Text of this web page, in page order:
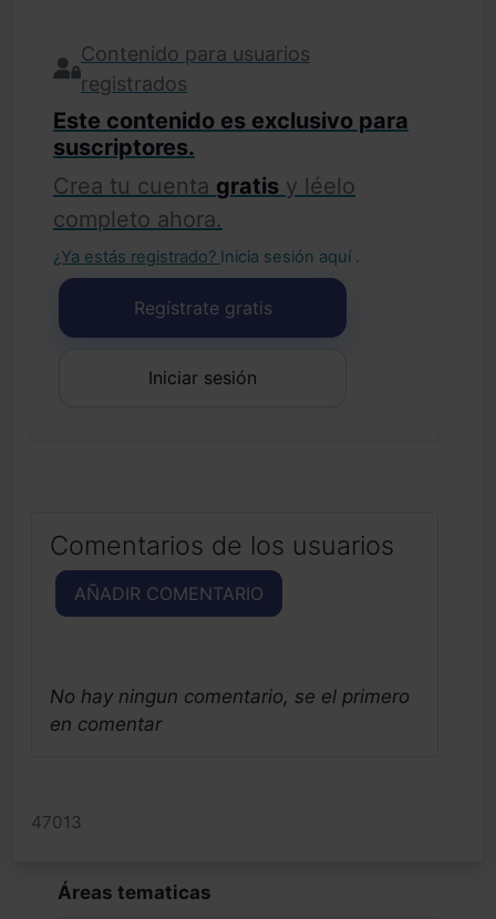
Contenido para usuarios
registrados
Este contenido es exclusivo para
suscriptores.
Crea tu cuenta gratis y léelo
completo ahora.
¿Ya estás registrado? Inicia sesión aquí .
Regístrate gratis
Iniciar sesión
Comentarios de los usuarios
AÑADIR COMENTARIO
No hay ningun comentario, se el primero
en comentar
47013
Áreas tematicas